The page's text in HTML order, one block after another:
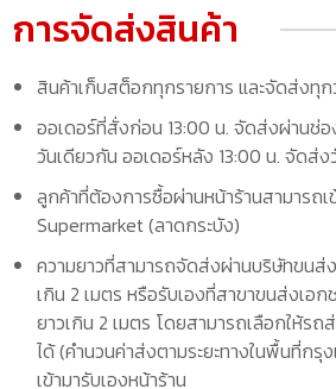
การจัดส่งสินค้า
สินค้าเก็บสต็อกทุกรายการ และจัดส่งทุ
ออเดอร์ที่สั่งก่อน 13:00 น. จัดส่งผ่านช่
วันเดียวกัน ออเดอร์หลัง 13:00 น. จัดส่
ลูกค้าที่ต้องการซื้อผ่านหน้าร้านสามารถเ
Supermarket (ลาดกระบัง)
ความยาวที่สามารถจัดส่งผ่านบริษัทขนส่
เกิน 2 เมตร หรือรับเองที่สาขาขนส่งเอ
ยาวเกิน 2 เมตร โดยสามารถเลือกให้ร
ได้ (คำนวนค่าส่งตามระยะทางในพื้นที่ก
เข้ามารับเองหน้าร้าน